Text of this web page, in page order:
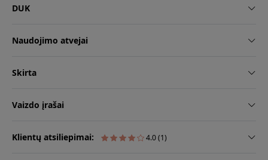
DUK
Naudojimo atvejai
Skirta
Vaizdo įrašai
Klientų atsiliepimai: 4.0 (1)